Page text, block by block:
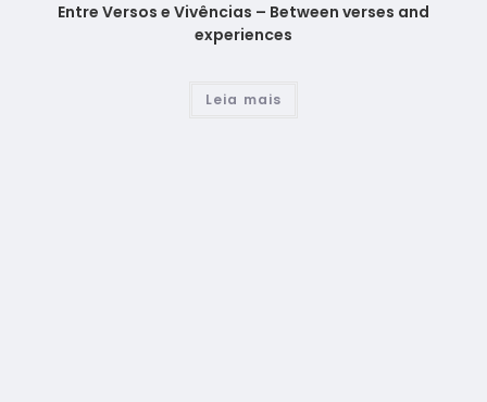
Entre Versos e Vivências – Between verses and
experiences
Leia mais